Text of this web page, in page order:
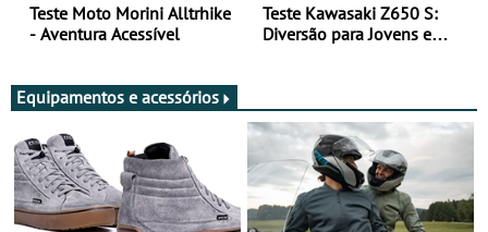
Teste Moto Morini Alltrhike
- Aventura Acessível
Teste Kawasaki Z650 S:
Diversão para Jovens e
Equipamentos e acessórios